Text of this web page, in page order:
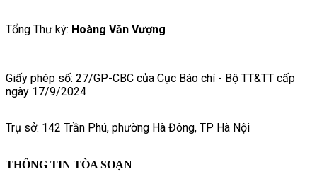
Tổng Thư ký: Hoàng Văn Vượng
Giấy phép số: 27/GP-CBC của Cục Báo chí - Bộ TT&TT cấp
ngày 17/9/2024
Trụ sở: 142 Trần Phú, phường Hà Đông, TP Hà Nội
THÔNG TIN TÒA SOẠN